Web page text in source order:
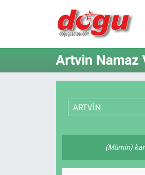
Artvin Namaz
ARTVİN
(Mümin)
ERZINCAN
GÜNDEM
EKONOMİ